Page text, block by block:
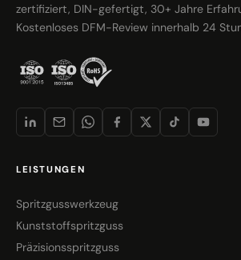
zertifiziert, DIN-gefertigt, 30+ Jahre
Kostenloses DFM-Review innerhalb 24
LEISTUNGEN
Spritzgusswerkzeug
Kunststoffspritzguss
Präzisionsspritzguss